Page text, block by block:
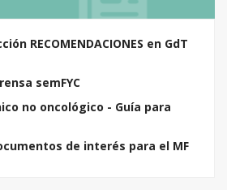
RECOMENDACIONES en GdT
semFYC
no oncológico - Guía para
de interés para el MF